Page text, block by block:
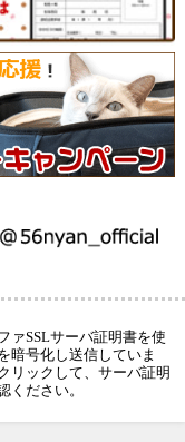
ァSSLサーバ証明書を使
暗号化し送信していま
リックして、サーバ証明
ください。